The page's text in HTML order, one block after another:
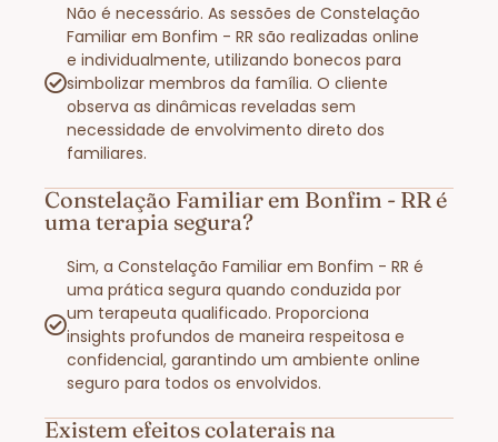
Não é necessário. As sessões de Constelação
Familiar em Bonfim - RR são realizadas online
e individualmente, utilizando bonecos para
simbolizar membros da família. O cliente
observa as dinâmicas reveladas sem
necessidade de envolvimento direto dos
familiares.
Constelação Familiar em Bonfim - RR é
uma terapia segura?
Sim, a Constelação Familiar em Bonfim - RR é
uma prática segura quando conduzida por
um terapeuta qualificado. Proporciona
insights profundos de maneira respeitosa e
confidencial, garantindo um ambiente online
seguro para todos os envolvidos.​
Existem efeitos colaterais na